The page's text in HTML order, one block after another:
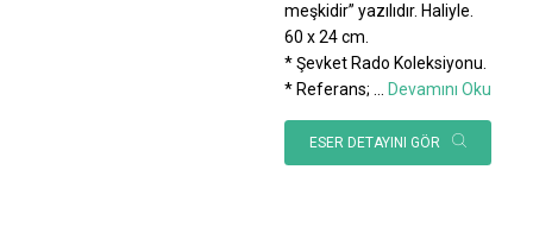
meşkidir” yazılıdır. Haliyle.
60 x 24 cm.
* Şevket Rado Koleksiyonu.
* Referans;
Devamını Oku
ESER DETAYINI GÖR